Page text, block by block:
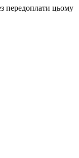
передоплати цьому